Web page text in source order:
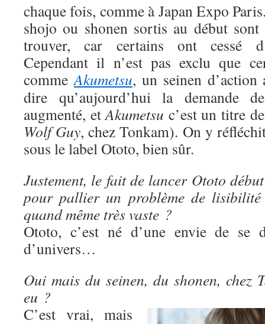
chaque fois, comme à Japan Expo
shojo ou shonen sortis au début
trouver, car certains ont cessé
Cependant il n’est pas exclu que
commeAkumetsu, un seinen
dire qu’aujourd’hui la demande
augmenté, etAkumetsu c’est un titre
Wolf Guy, chez Tonkam). On y
sous le label Ototo, bien sûr.
Justement, le fait de lancer Ototo
pour pallier un problème de
quand même très vaste ?
Ototo, c’est né d’une envie de se
d’univers…
Oui mais du seinen, du shonen,
eu ?
C’est vrai, mais